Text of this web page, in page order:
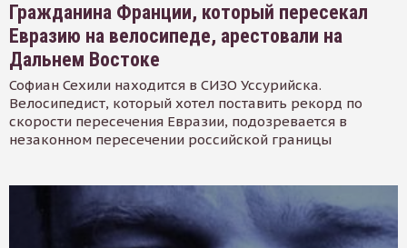
Гражданина Франции, который пересекал
Евразию на велосипеде, арестовали на
Дальнем Востоке
Софиан Сехили находится в СИЗО Уссурийска.
Велосипедист, который хотел поставить рекорд по
скорости пересечения Евразии, подозревается в
незаконном пересечении российской границы